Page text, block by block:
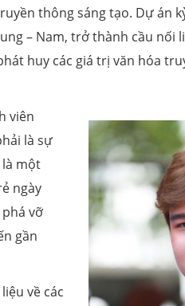
thông sáng tạo. Dự án
– Nam, trở thành cầu nối
huy các giá trị văn hóa
viên
là sự
một
ngày
vỡ
gần
về các